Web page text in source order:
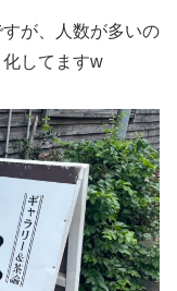
が、人数が多いの
してますw